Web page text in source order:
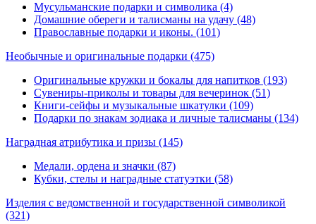
Мусульманские подарки и символика (4)
Домашние обереги и талисманы на удачу (48)
Православные подарки и иконы. (101)
Необычные и оригинальные подарки (475)
Оригинальные кружки и бокалы для напитков (193)
Сувениры-приколы и товары для вечеринок (51)
Книги-сейфы и музыкальные шкатулки (109)
Подарки по знакам зодиака и личные талисманы (134)
Наградная атрибутика и призы (145)
Медали, ордена и значки (87)
Кубки, стелы и наградные статуэтки (58)
Изделия с ведомственной и государственной символикой
(321)